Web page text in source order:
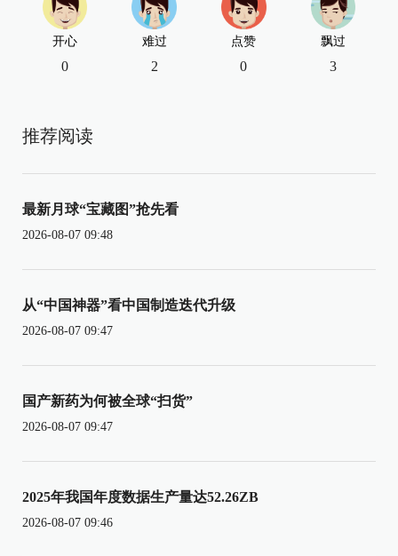
开心
0
难过
2
点赞
0
飘过
3
推荐阅读
最新月球“宝藏图”抢先看
2026-08-07 09:48
从“中国神器”看中国制造迭代升级
2026-08-07 09:47
国产新药为何被全球“扫货”
2026-08-07 09:47
2025年我国年度数据生产量达52.26ZB
2026-08-07 09:46